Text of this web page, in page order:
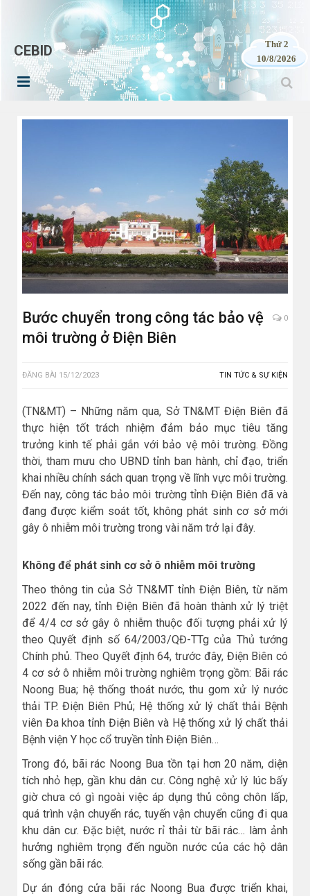
CEBID
Thứ 2
10/8/2026
Bước chuyển trong công tác bảo vệ
môi trường ở Điện Biên
0
ĐĂNG BÀI 15/12/2023 TIN TỨC & SỰ KIỆN
(TN&MT) – Những năm qua, Sở TN&MT Điện Biên đã
thực hiện tốt trách nhiệm đảm bảo mục tiêu tăng
trưởng kinh tế phải gắn với bảo vệ môi trường. Đồng
thời, tham mưu cho UBND tỉnh ban hành, chỉ đạo, triển
khai nhiều chính sách quan trọng về lĩnh vực môi trường.
Đến nay, công tác bảo môi trường tỉnh Điện Biên đã và
đang được kiểm soát tốt, không phát sinh cơ sở mới
gây ô nhiễm môi trường trong vài năm trở lại đây.
Không để phát sinh cơ sở ô nhiễm môi trường
Theo thông tin của Sở TN&MT tỉnh Điện Biên, từ năm
2022 đến nay, tỉnh Điện Biên đã hoàn thành xử lý triệt
để 4/4 cơ sở gây ô nhiễm thuộc đối tượng phải xử lý
theo Quyết định số 64/2003/QĐ-TTg của Thủ tướng
Chính phủ. Theo Quyết định 64, trước đây, Điện Biên có
4 cơ sở ô nhiễm môi trường nghiêm trọng gồm: Bãi rác
Noong Bua; hệ thống thoát nước, thu gom xử lý nước
thải TP. Điện Biên Phủ; Hệ thống xử lý chất thải Bệnh
viên Đa khoa tỉnh Điện Biên và Hệ thống xử lý chất thải
Bệnh viện Y học cổ truyền tỉnh Điện Biên…
Trong đó, bãi rác Noong Bua tồn tại hơn 20 năm, diện
tích nhỏ hẹp, gần khu dân cư. Công nghệ xử lý lúc bấy
giờ chưa có gì ngoài việc áp dụng thủ công chôn lấp,
quá trình vận chuyển rác, tuyến vận chuyển cũng đi qua
khu dân cư. Đặc biệt, nước rỉ thải từ bãi rác… làm ảnh
hưởng nghiêm trọng đến nguồn nước của các hộ dân
sống gần bãi rác.
Dự án đóng cửa bãi rác Noong Bua được triển khai,